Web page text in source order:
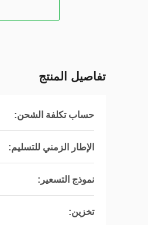
تفاصيل المنتج
حساب تكلفة الشحن:
الإطار الزمني للتسليم:
نموذج التسعير:
تخزين: